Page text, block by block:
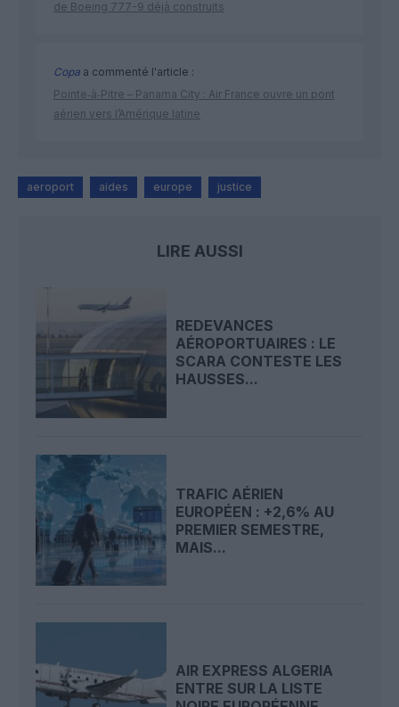
de Boeing 777-9 déjà construits
Copa a commenté l'article :
Pointe‑à‑Pitre – Panama City : Air France ouvre un pont
aérien vers l’Amérique latine
aeroport aides europe justice
LIRE AUSSI
REDEVANCES
AÉROPORTUAIRES : LE
SCARA CONTESTE LES
HAUSSES...
TRAFIC AÉRIEN
EUROPÉEN : +2,6% AU
PREMIER SEMESTRE,
MAIS...
AIR EXPRESS ALGERIA
ENTRE SUR LA LISTE